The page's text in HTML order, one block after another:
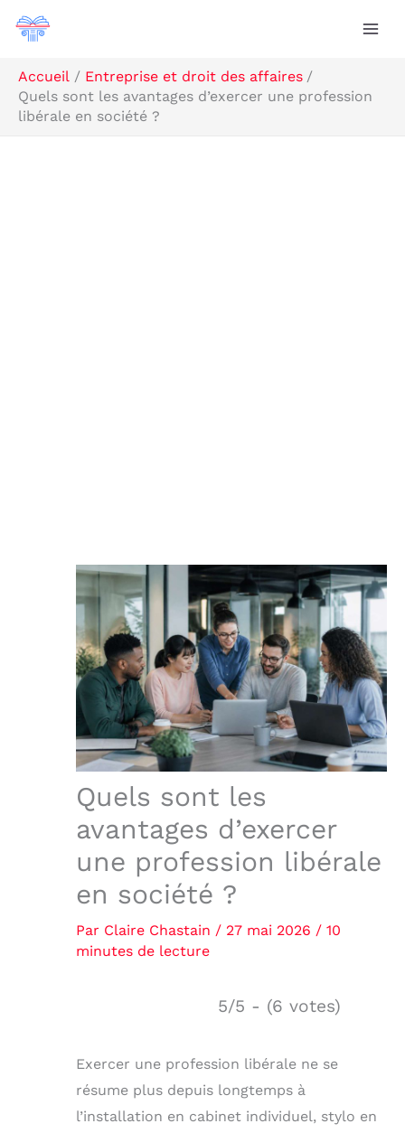
Aller
Accueil
Entreprise et droit des affaires
Quels sont les avantages d’exercer une profession
libérale en société ?
Quels sont les
avantages d’exercer
une profession libérale
en société ?
Par Claire Chastain / 27 mai 2026 / 10
minutes de lecture
5/5 - (6 votes)
Exercer une profession libérale ne se
résume plus depuis longtemps à
l’installation en cabinet individuel, stylo en
Rechercher